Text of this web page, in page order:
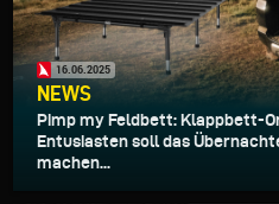
16.06.2025
NEWS
Pimp my Feldbett: Klappbett-
Entusiasten soll das
machen...